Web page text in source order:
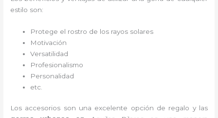
estilo son:
Protege el rostro de los rayos solares
Motivación
Versatilidad
Profesionalismo
Personalidad
etc.
Los accesorios son una excelente opción de regalo y las